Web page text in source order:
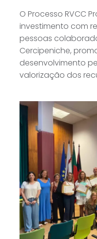
O Processo RVCC
investimento com
pessoas
Cercipeniche,
desenvolvimento
valorização dos